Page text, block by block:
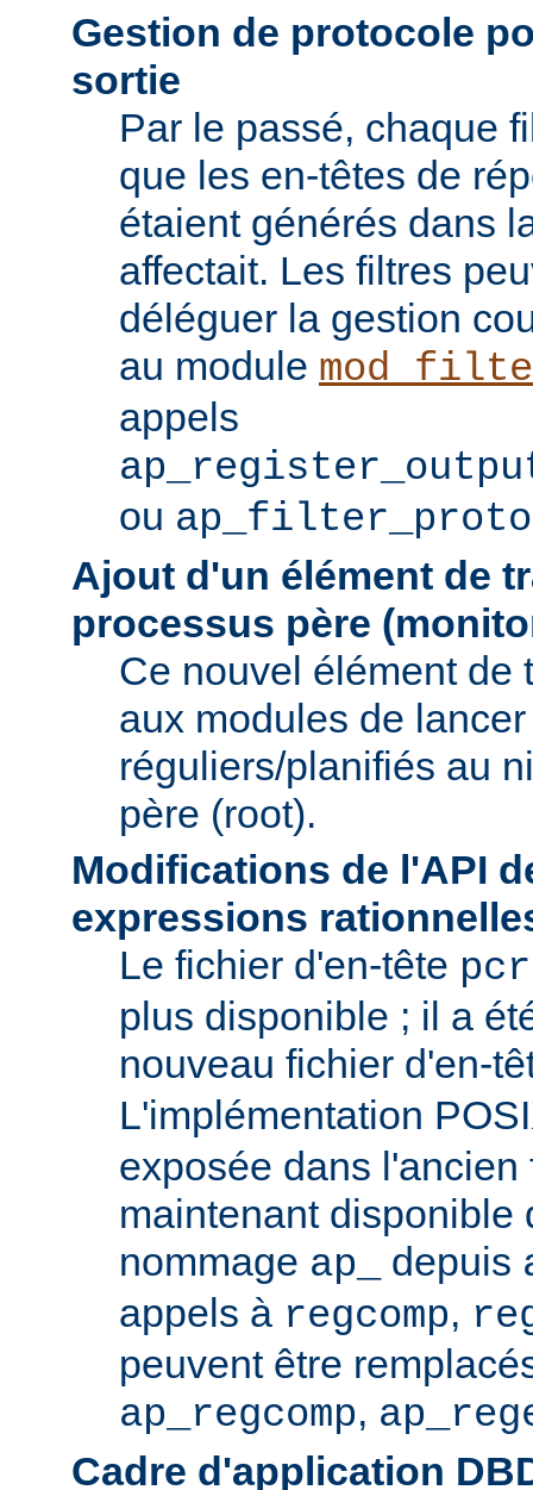
Gestion de protocole
sortie
Par le passé, chaque
que les en-têtes de
étaient générés dans
affectait. Les filtres
déléguer la gestion
au module
appels
ou
Ajout d'un élément de
processus père
Ce nouvel élément de
aux modules de
réguliers/planifiés au
père (root).
Modifications de l'API
expressions
Le fichier d'en-tête
plus disponible ; il a
nouveau fichier d'en-
L'implémentation
exposée dans
maintenant disponible
nommage ap_ depuis
appels à regcomp,
peuvent être
ap_regcomp,
Cadre d'application